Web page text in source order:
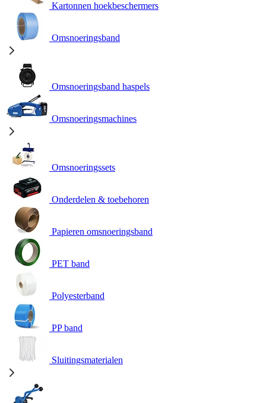
Kartonnen hoekbeschermers
Omsnoeringsband
Omsnoeringsband haspels
Omsnoeringsmachines
Omsnoeringssets
Onderdelen & toebehoren
Papieren omsnoeringsband
PET band
Polyesterband
PP band
Sluitingsmaterialen